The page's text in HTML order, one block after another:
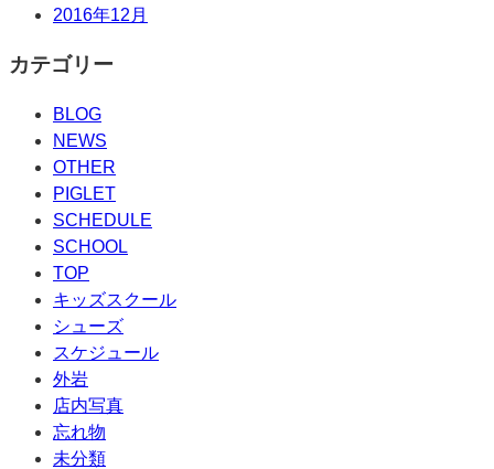
2016年12月
カテゴリー
BLOG
NEWS
OTHER
PIGLET
SCHEDULE
SCHOOL
TOP
キッズスクール
シューズ
スケジュール
外岩
店内写真
忘れ物
未分類